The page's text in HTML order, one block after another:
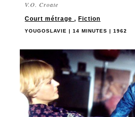
V.O. Croate
Court métrage, Fiction
YOUGOSLAVIE | 14 MINUTES | 1962